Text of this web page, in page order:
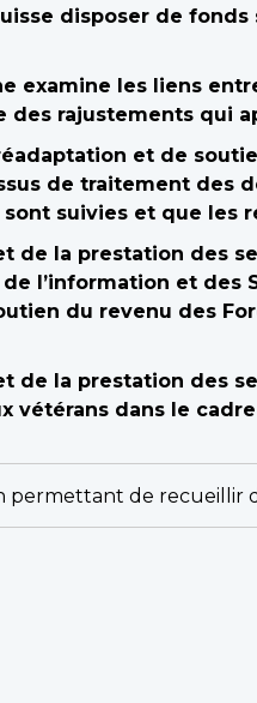
disposer de
examine les liens
rajustements qui
et de
de traitement des
suivies et que les
de la prestation des
l’information et des
du revenu des
de la prestation des
vétérans dans le
permettant de recueillir